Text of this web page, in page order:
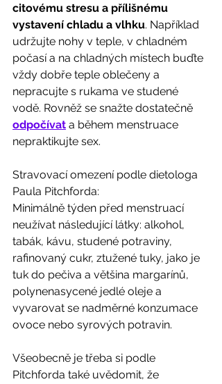
citovému stresu a přílišnému
vystavení chladu a vlhku. Například
udržujte nohy v teple, v chladném
počasí a na chladných místech buďte
vždy dobře teple oblečeny a
nepracujte s rukama ve studené
vodě. Rovněž se snažte dostatečně
odpočívat a během menstruace
nepraktikujte sex.
Stravovací omezení podle dietologa
Paula Pitchforda:
Minimálně týden před menstruací
neužívat následující látky: alkohol,
tabák, kávu, studené potraviny,
rafinovaný cukr, ztužené tuky, jako je
tuk do pečiva a většina margarínů,
polynenasycené jedlé oleje a
vyvarovat se nadměrné konzumace
ovoce nebo syrových potravin.
Všeobecně je třeba si podle
Pitchforda také uvědomit, že